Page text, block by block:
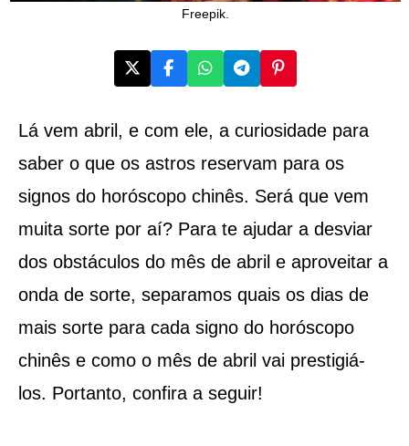
Freepik.
Lá vem abril, e com ele, a curiosidade para
saber o que os astros reservam para os
signos do horóscopo chinês. Será que vem
muita sorte por aí? Para te ajudar a desviar
dos obstáculos do mês de abril e aproveitar a
onda de sorte, separamos quais os dias de
mais sorte para cada signo do horóscopo
chinês e como o mês de abril vai prestigiá-
los. Portanto, confira a seguir!